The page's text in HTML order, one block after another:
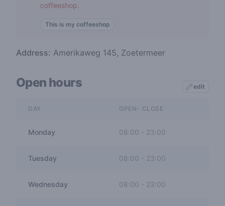
coffeeshop.
This is my coffeeshop
Address: Amerikaweg 145, Zoetermeer
Open hours edit
DAY OPEN- CLOSE
Monday 08:00 - 23:00
Tuesday 08:00 23:00
Wednesday 08:00 - 23:00